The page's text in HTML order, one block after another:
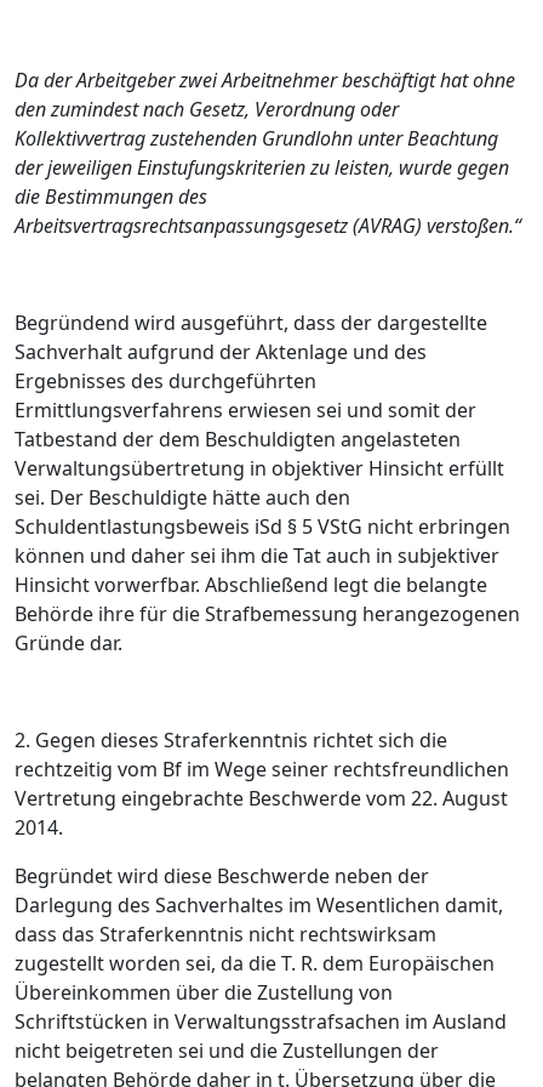
Da der Arbeitgeber zwei Arbeitnehmer beschäftigt hat ohne
den zumindest nach Gesetz, Verordnung oder
Kollektivvertrag zustehenden Grundlohn unter Beachtung
der jeweiligen Einstufungskriterien zu leisten, wurde gegen
die Bestimmungen des
Arbeitsvertragsrechtsanpassungsgesetz (AVRAG) verstoßen.“
Begründend wird ausgeführt, dass der dargestellte
Sachverhalt aufgrund der Aktenlage und des
Ergebnisses des durchgeführten
Ermittlungsverfahrens erwiesen sei und somit der
Tatbestand der dem Beschuldigten angelasteten
Verwaltungsübertretung in objektiver Hinsicht erfüllt
sei. Der Beschuldigte hätte auch den
Schuldentlastungsbeweis iSd § 5 VStG nicht erbringen
können und daher sei ihm die Tat auch in subjektiver
Hinsicht vorwerfbar. Abschließend legt die belangte
Behörde ihre für die Strafbemessung herangezogenen
Gründe dar.
2. Gegen dieses Straferkenntnis richtet sich die
rechtzeitig vom Bf im Wege seiner rechtsfreundlichen
Vertretung eingebrachte Beschwerde vom 22. August
2014.
Begründet wird diese Beschwerde neben der
Darlegung des Sachverhaltes im Wesentlichen damit,
dass das Straferkenntnis nicht rechtswirksam
zugestellt worden sei, da die T. R. dem Europäischen
Übereinkommen über die Zustellung von
Schriftstücken in Verwaltungsstrafsachen im Ausland
nicht beigetreten sei und die Zustellungen der
belangten Behörde daher in t. Übersetzung über die